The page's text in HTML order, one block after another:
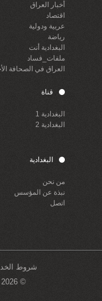
أخبار العراق
اقتصاد
عربية ودولية
رياضة
البغدادية أنت
ملفات_فساد
العراق في الصحافة
قناة
البغدادية 1
البغدادية 2
البغدادية
من نحن
نبذة عن المؤسس
اتصل
شروط
© 2026 مجموعة البغدادية الاعلامية